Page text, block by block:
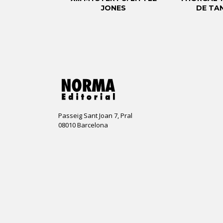
JONES
DE
Passeig Sant Joan 7, Pral
08010 Barcelona